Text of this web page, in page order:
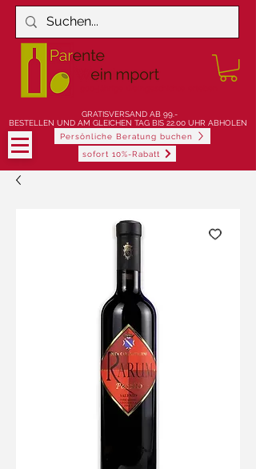
GRATISVERSAND AB 99.-
BESTELLEN UND AM GLEICHEN TAG BIS 22.00 UHR ABHOLEN
Persönliche Beratung buchen
sofort 10%-Rabatt